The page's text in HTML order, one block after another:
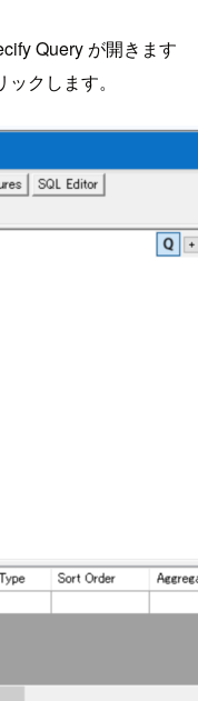
Query が開きます
クします。